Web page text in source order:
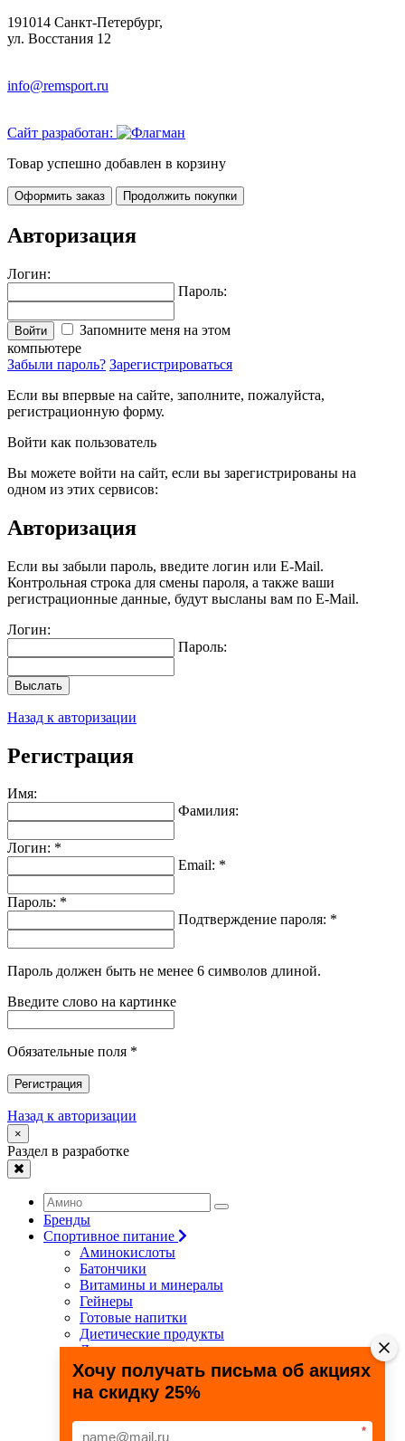
191014 Санкт-Петербург,
ул. Восстания 12
info@remsport.ru
Сайт разработан:
Товар успешно добавлен в корзину
Оформить заказ Продолжить покупки
Авторизация
Логин:
Пароль:
Войти
Запомните меня на этом
компьютере
Забыли пароль? Зарегистрироваться
Если вы впервые на сайте, заполните, пожалуйста,
регистрационную форму.
Войти как пользователь
Вы можете войти на сайт, если вы зарегистрированы на
одном из этих сервисов:
Авторизация
Если вы забыли пароль, введите логин или E-Mail.
Контрольная строка для смены пароля, а также ваши
регистрационные данные, будут высланы вам по E-Mail.
Логин:
Пароль:
Выслать
Назад к авторизации
Регистрация
Имя:
Фамилия:
Логин: *
Email: *
Пароль: *
Подтверждение пароля: *
Пароль должен быть не менее 6 символов длиной.
Введите слово на картинке
Обязательные поля *
Регистрация
Назад к авторизации
×
Раздел в разработке
Бренды
Спортивное питание
Аминокислоты
Батончики
Витамины и минералы
Гейнеры
Готовые напитки
Диетические продукты
Для связок и суставов
Жиросжигатели
Здоровье и долголетие
Креатин
Специальные препараты
Хочу получать письма об акциях
на скидку 25%
*